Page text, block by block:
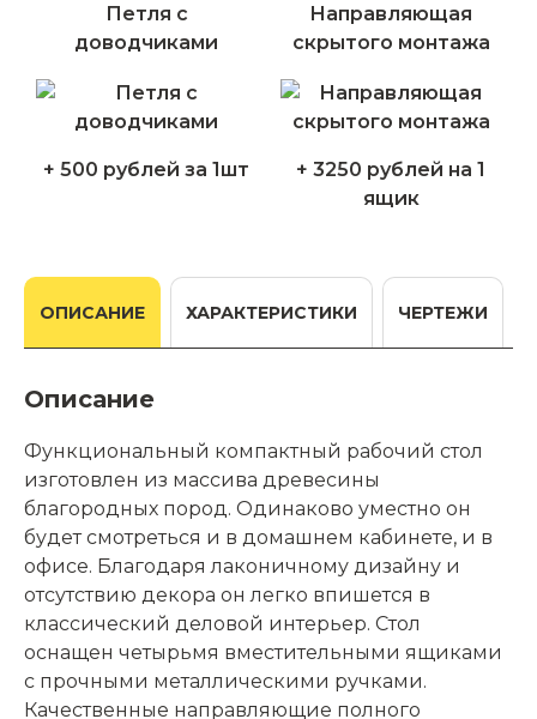
Петля с
доводчиками
+ 500 рублей за 1шт
Направляющая
скрытого монтажа
+ 3250 рублей на 1
ящик
ОПИСАНИЕ ХАРАКТЕРИСТИКИ ЧЕРТЕЖИ
Описание
Функциональный компактный рабочий стол
изготовлен из массива древесины
благородных пород. Одинаково уместно он
будет смотреться и в домашнем кабинете, и в
офисе. Благодаря лаконичному дизайну и
отсутствию декора он легко впишется в
классический деловой интерьер. Стол
оснащен четырьмя вместительными ящиками
с прочными металлическими ручками.
Качественные направляющие полного